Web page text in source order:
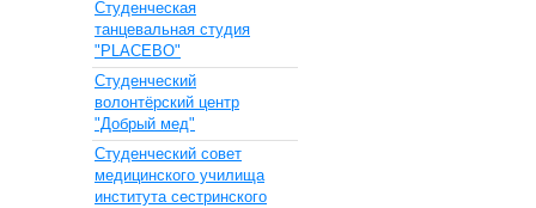
Студенческая
танцевальная студия
"PLACEBO"
Студенческий
волонтёрский центр
"Добрый мед"
Студенческий совет
медицинского училища
института сестринского